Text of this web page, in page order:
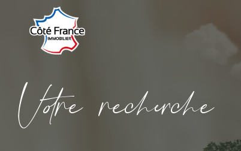
Vore recece